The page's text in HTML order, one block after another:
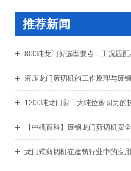
推荐新闻
800吨龙门剪选型要点：工况匹
液压龙门剪切机的工作原理与废
1200吨龙门剪：大吨位剪切力的
【中机百科】废钢龙门剪切机安
龙门式剪切机在建筑行业中的应